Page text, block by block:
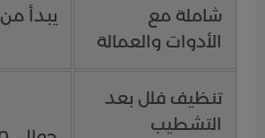
شاملة مع
الأدوات والعمالة
يبدأ من 900
تنظيف فلل بعد
التشطيب